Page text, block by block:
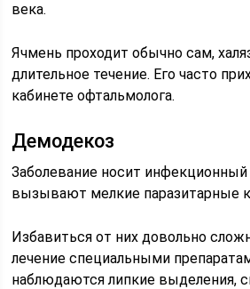
века.
Ячмень проходит обычно сам,
длительное течение. Его часто
кабинете офтальмолога.
Демодекоз
Заболевание носит инфекционный
вызывают мелкие паразитарные
Избавиться от них довольно
лечение специальными
наблюдаются липкие выделения,